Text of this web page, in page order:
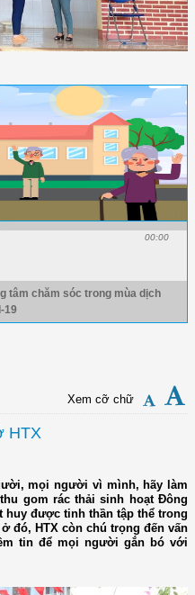
00:00
tâm chăm sóc trong mùa dịch
19
Xem cỡ chữ
HTX
mọi người vì mình, hãy làm
gom rác thải sinh hoạt Đông
huy được tinh thần tập thể trong
đó, HTX còn chú trọng đến vấn
tin để mọi người gắn bó với